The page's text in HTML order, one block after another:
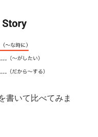
書いて比べてみま